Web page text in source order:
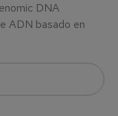
DNA
ADN basado en